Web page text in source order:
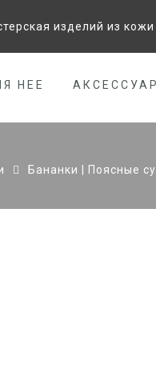
изделий из
НЕЕ
Бананки | Поясные